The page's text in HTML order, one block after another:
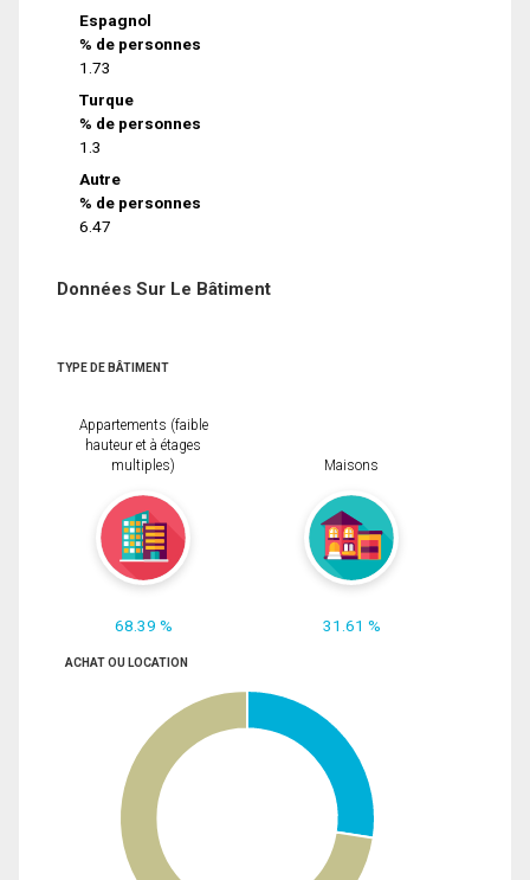
Espagnol
% de personnes
1.73
Turque
% de personnes
1.3
Autre
% de personnes
6.47
Données Sur Le Bâtiment
TYPE DE BÂTIMENT
Appartements (faible
hauteur et à étages
multiples)
68.39 %
Maisons
31.61 %
ACHAT OU LOCATION